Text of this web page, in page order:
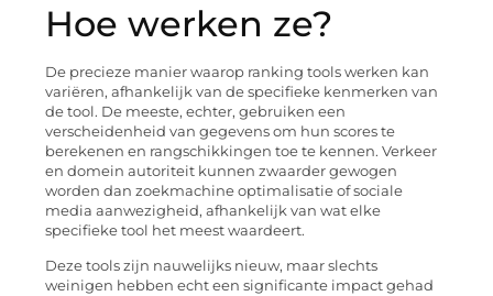
Hoe werken ze?
De precieze manier waarop ranking tools werken kan
variëren, afhankelijk van de specifieke kenmerken van
de tool. De meeste, echter, gebruiken een
verscheidenheid van gegevens om hun scores te
berekenen en rangschikkingen toe te kennen. Verkeer
en domein autoriteit kunnen zwaarder gewogen
worden dan zoekmachine optimalisatie of sociale
media aanwezigheid, afhankelijk van wat elke
specifieke tool het meest waardeert.
Deze tools zijn nauwelijks nieuw, maar slechts
weinigen hebben echt een significante impact gehad